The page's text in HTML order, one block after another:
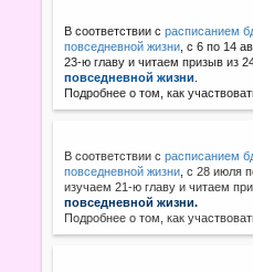
В соответствии срасписанием
повседневной жизни , с 6 по 14
23-ю главу и читаем призыв из
повседневной жизни
Подробнее о том, как
В соответствии с расписанием
повседневной жизни с 28 июля
изучаем 21-ю главу и читаем
повседневной жизни.
Подробнее о том, как